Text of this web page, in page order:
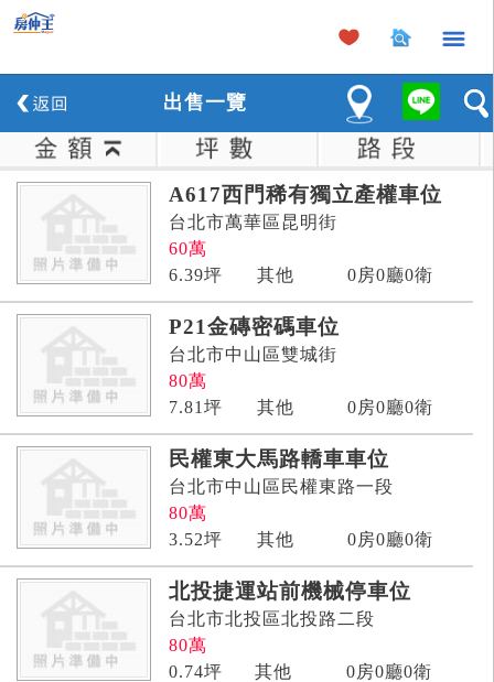
×
出售一覽
A617西門稀有獨立產權車位
台北市萬華區昆明街
60萬
6.39坪 其他 0房0廳0衛
P21金磚密碼車位
台北市中山區雙城街
80萬
7.81 坪 其他 0房0廳0衛
民權東大馬路轎車車位
台北市中山區民權東路一段
80萬
3.52坪 其他 0房0廳0衛
北投捷運站前機械停車位
台北市北投區北投路二段
80萬
0.74坪 其他 0房0廳0衛